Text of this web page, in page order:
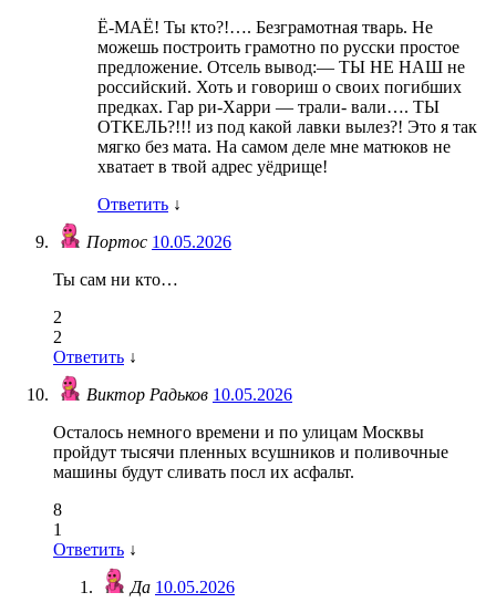
Ё-МАЁ! Ты кто?!…. Безграмотная тварь. Не
можешь построить грамотно по русски простое
предложение. Отсель вывод:— ТЫ НЕ НАШ не
российский. Хоть и говориш о своих погибших
предках. Гар ри-Харри — трали- вали…. ТЫ
ОТКЕЛЬ?!!! из под какой лавки вылез?! Это я так
мягко без мата. На самом деле мне матюков не
хватает в твой адрес уёдрище!
Ответить ↓
Портос 10.05.2026
Ты сам ни кто…
2
2
Ответить ↓
Виктор Радьков 10.05.2026
Осталось немного времени и по улицам Москвы
пройдут тысячи пленных всушников и поливочные
машины будут сливать посл их асфальт.
8
1
Ответить ↓
Да 10.05.2026